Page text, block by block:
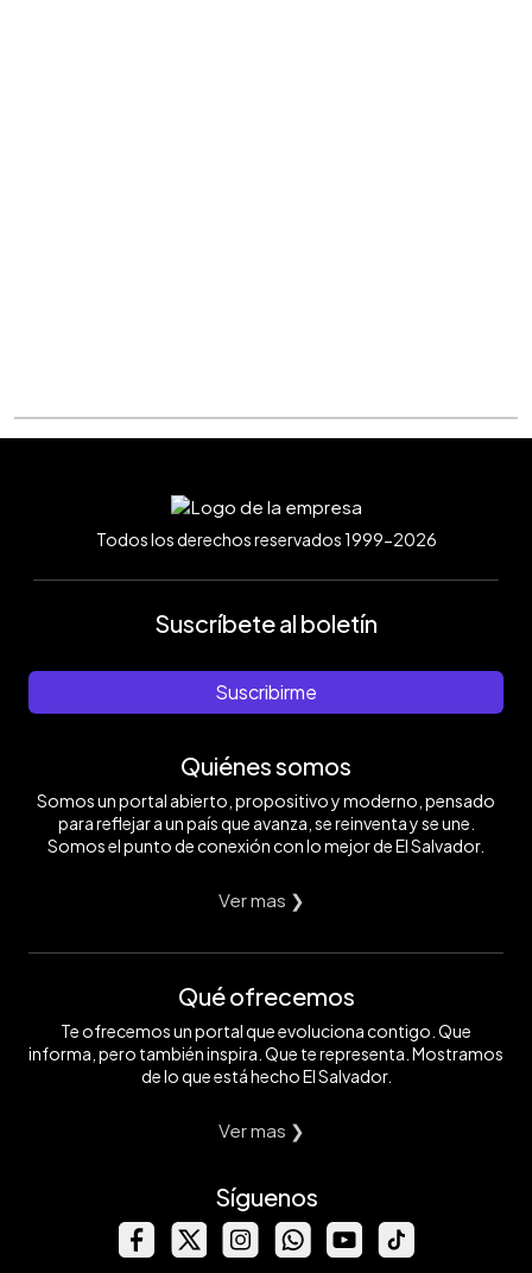
Todos los derechos reservados 1999-2026
Suscríbete al boletín
Suscribirme
Quiénes somos
Somos un portal abierto, propositivo y moderno, pensado
para reflejar a un país que avanza, se reinventa y se une.
Somos el punto de conexión con lo mejor de El Salvador.
Ver mas ❯
Qué ofrecemos
Te ofrecemos un portal que evoluciona contigo. Que
informa, pero también inspira. Que te representa. Mostramos
de lo que está hecho El Salvador.
Ver mas ❯
Síguenos